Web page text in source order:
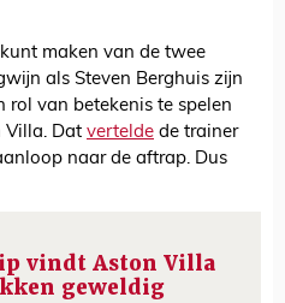
maken van de twee
als Steven Berghuis zijn
rol van betekenis te spelen
Villa. Dat vertelde de trainer
naar de aftrap. Dus
vindt Aston Villa
geweldig